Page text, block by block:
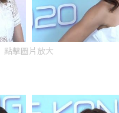
點擊圖片放大